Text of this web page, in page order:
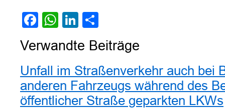
Facebook
WhatsApp
LinkedIn
Verwandte Beiträge
Unfall im Straßenverkehr auch bei
anderen Fahrzeugs während des
öffentlicher Straße geparkten LKWs